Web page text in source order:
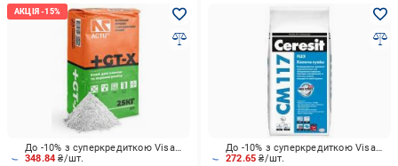
348.84₴/шт.
До -10% з суперкредиткою Visa Вигода
272.65₴/шт.
До -10% з суперкредиткою Visa Вигода